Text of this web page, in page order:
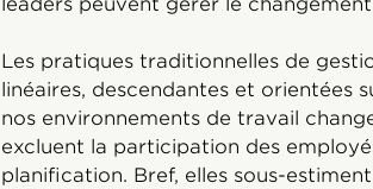
leaders peuvent gérer le
Les pratiques traditionnelles de
linéaires, descendantes et orientées
nos environnements de travail
excluent la participation des
planification. Bref, elles sous-